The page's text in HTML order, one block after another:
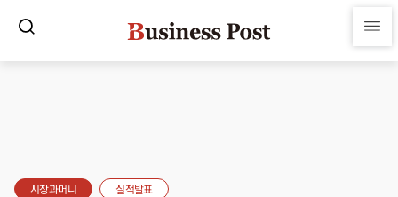
시장과머니 실적발표